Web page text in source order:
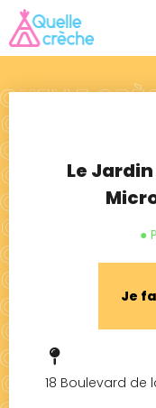
Le
●
Je
18 Boulevard de